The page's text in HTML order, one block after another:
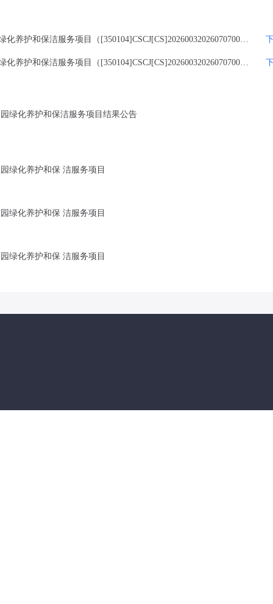
2026-2027年仓山区烟台山公园、林浦公园、阳岐公园绿化养护和保洁服务项目（[350104]CSCJ[CS]202600320260707002）-文件集.zip
2026-2027年仓山区烟台山公园、林浦公园、阳岐公园绿化养护和保洁服务项目（[350104]CSCJ[CS]202600320260707002）-文件集.zip
绿化养护和保洁服务项目结果公告
绿化养护和保 洁服务项目
绿化养护和保 洁服务项目
绿化养护和保 洁服务项目